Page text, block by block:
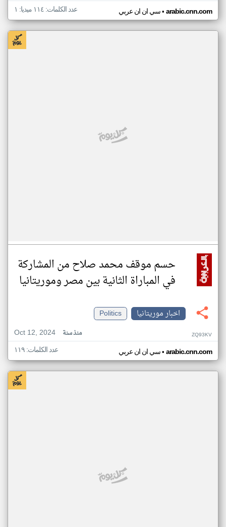
سي ان ان عربي• arabic.cnn.com عدد الكلمات: ١١٤ ميديا: ١
حسم موقف محمد صلاح من المشاركة
في المباراة الثانية بين مصر وموريتانيا
اخبار موريتانيا
Politics
Oct 12, 2024
منذ سنة ZQ93KV
سي ان ان عربي• arabic.cnn.com عدد الكلمات: ١١٩